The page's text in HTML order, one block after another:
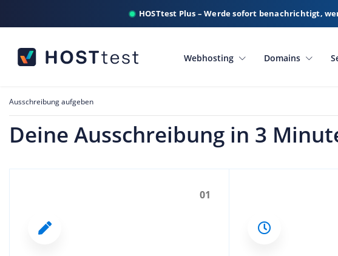
HOSTtest Plus – Werde sofort benachrichtigt,
Webhosting Domains
Ausschreibung aufgeben
Deine Ausschreibung in 3
01